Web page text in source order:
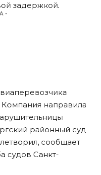
задержкой.
-
направила
районный суд
сообщает
судов Санкт-